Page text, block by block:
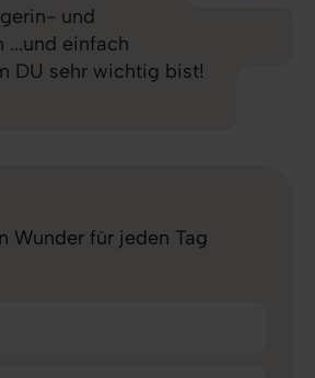
und
...und einfach
DU sehr wichtig bist!
Wunder für jeden Tag